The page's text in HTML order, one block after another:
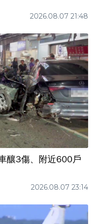
2026.08.07 21:48
釀3傷、附近600戶
2026.08.07 23:14